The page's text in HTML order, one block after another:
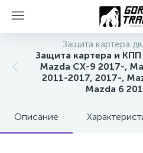
Защита картера
Защита картера и
Mazda CX-9 2017-,
2011-2017, 2017-,
Mazda 6
Описание